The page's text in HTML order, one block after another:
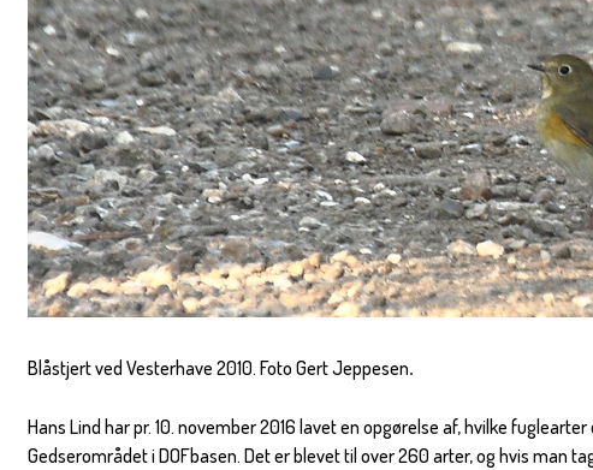
Blåstjert ved Vesterhave 2010. Foto Gert Jeppesen.
Hans Lind har pr. 10. november 2016 lavet en opgørelse af, hvilke
Gedserområdet i DOFbasen. Det er blevet til over 260 arter, og hvis man